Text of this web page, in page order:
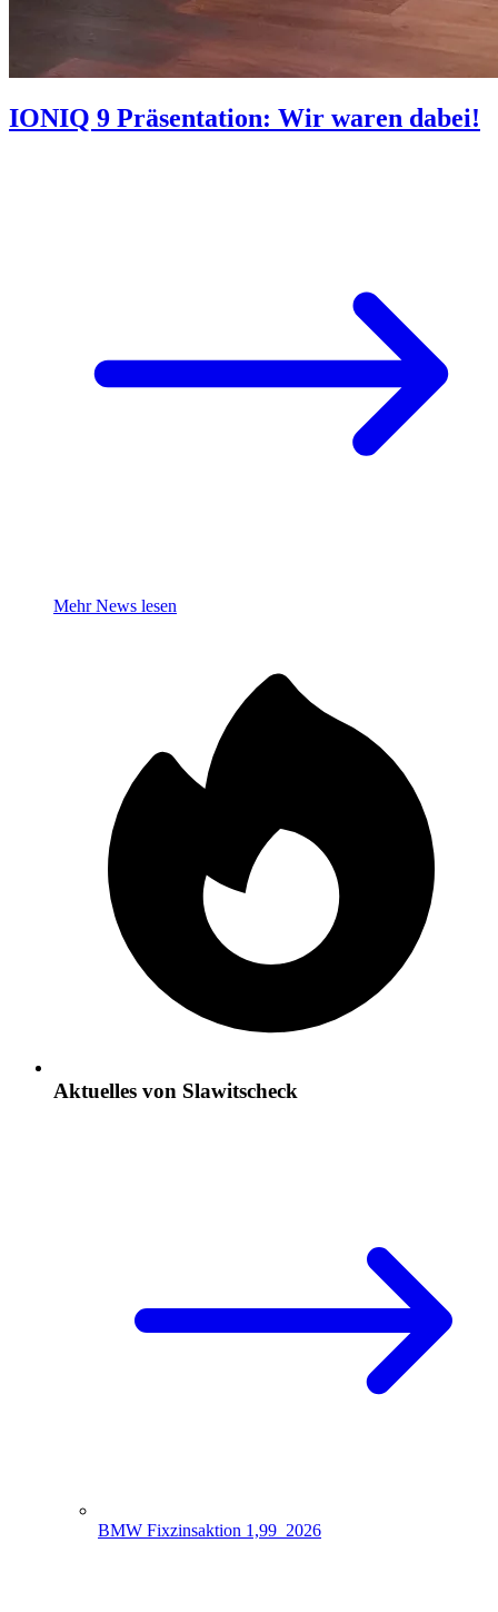
IONIQ 9 Präsentation: Wir waren dabei!
Mehr News lesen
Aktuelles von Slawitscheck
BMW Fixzinsaktion 1,99_2026